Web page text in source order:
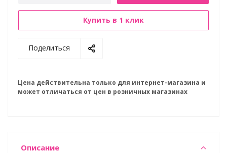
Купить в 1 клик
Поделиться
Цена действительна только для интернет-магазина и
может отличаться от цен в розничных магазинах
Описание